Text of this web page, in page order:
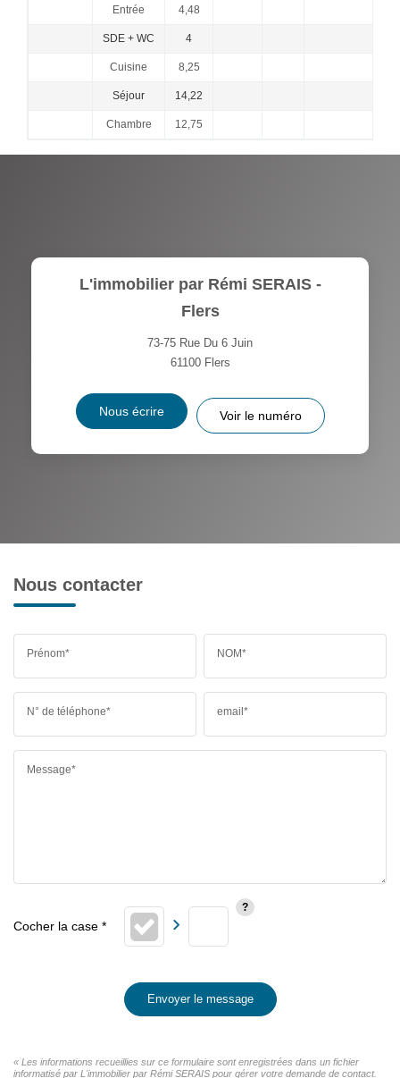
Entrée 4,48
SDE + WC 4
Cuisine 8,25
Séjour 14,22
Chambre 12,75
L'immobilier par Rémi SERAIS -
Flers
73-75 Rue Du 6 Juin
61100 Flers
Nous écrire Voir le numéro
Nous contacter
Prénom* NOM*
N° de téléphone* email*
Message*
Envoyer le message
« Les informations recueillies sur ce formulaire sont enregistrées dans un fichier
informatisé par L'immobilier par Rémi SERAIS pour gérer votre demande de contact.